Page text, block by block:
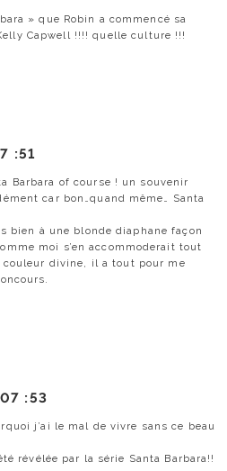
» que Robin a commencé sa
Capwell !!!! quelle culture !!!
:51
Barbara of course ! un souvenir
car bon…quand même… Santa
bien à une blonde diaphane façon
moi s’en accommoderait tout
divine, il a tout pour me
07 :53
j’ai le mal de vivre sans ce beau
révélée par la série Santa Barbara!!